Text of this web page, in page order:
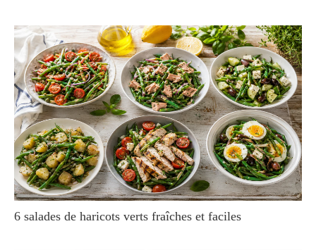
6 salades de haricots verts fraîches et faciles